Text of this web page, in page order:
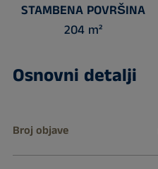
STAMBENA POVRŠINA
204 m²
Osnovni detalji
Broj objave